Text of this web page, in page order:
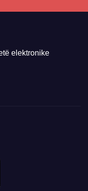
elektronike